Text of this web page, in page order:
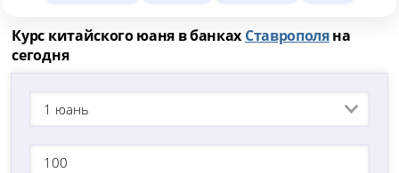
Курс китайского юаня в банках Ставрополяна
сегодня
1 юань